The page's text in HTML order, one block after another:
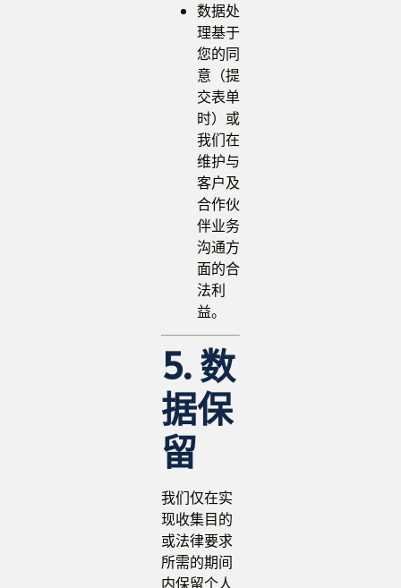
数据处
理基于
您的同
意（提
交表单
时）或
我们在
维护与
客户及
合作伙
伴业务
沟通方
面的合
法利
益。
5. 数
据保
留
我们仅在实
现收集目的
或法律要求
所需的期间
内保留个人